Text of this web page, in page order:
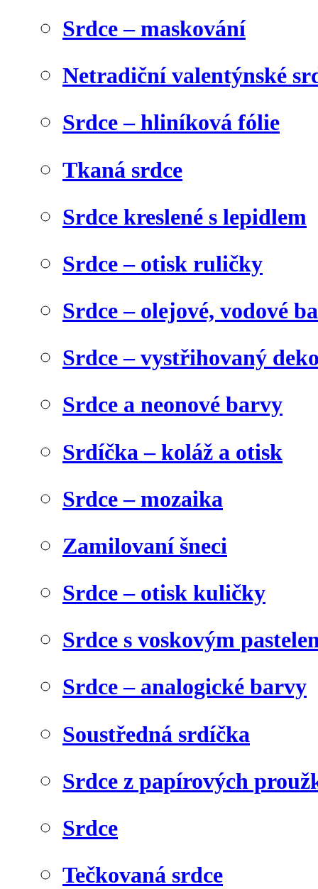
Srdce – maskování
Netradiční valentýnské
Srdce – hliníková fólie
Tkaná srdce
Srdce kreslené s lepidlem
Srdce – otisk ruličky
Srdce – olejové, vodové
Srdce – vystřihovaný
Srdce a neonové barvy
Srdíčka – koláž a otisk
Srdce – mozaika
Zamilovaní šneci
Srdce – otisk kuličky
Srdce s voskovým
Srdce – analogické barvy
Soustředná srdíčka
Srdce z papírových
Srdce
Tečkovaná srdce